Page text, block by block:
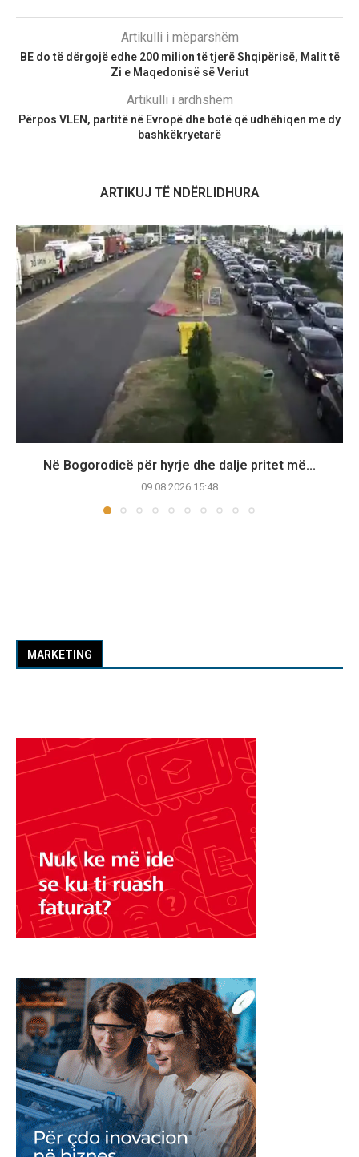
Artikulli i mëparshëm
BE do të dërgojë edhe 200 milion të tjerë Shqipërisë, Malit të
Zi e Maqedonisë së Veriut
Artikulli i ardhshëm
Përpos VLEN, partitë në Evropë dhe botë që udhëhiqen me dy
bashkëkryetarë
ARTIKUJ TË NDËRLIDHURA
Në Bogorodicë për hyrje dhe dalje pritet më...
09.08.2026 15:48
MARKETING